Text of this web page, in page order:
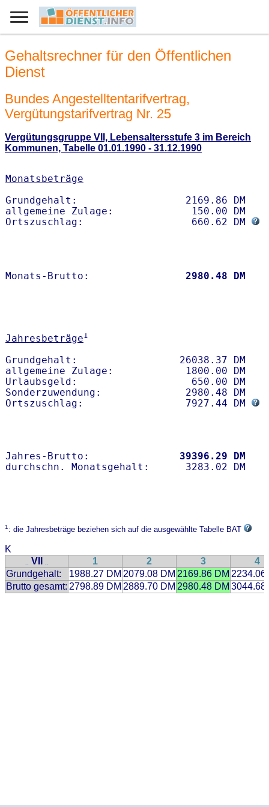
Gehaltsrechner für den Öffentlichen
Dienst
Bundes Angestelltentarifvertrag,
Vergütungstarifvertrag Nr. 25
Vergütungsgruppe VII, Lebensaltersstufe 3 im Bereich
Kommunen, Tabelle 01.01.1990 - 31.12.1990
Monatsbeträge
Grundgehalt:                  2169.86 DM
allgemeine Zulage:             150.00 DM
Ortszuschlag:                  660.62 DM
Monats-Brutto: 2980.48 DM
Jahresbeträge1
Grundgehalt:                 26038.37 DM
allgemeine Zulage:            1800.00 DM
Urlaubsgeld:                   650.00 DM
Sonderzuwendung:              2980.48 DM
Ortszuschlag:                 7927.44 DM
Jahres-Brutto: 39396.29 DM
1: die Jahresbeträge beziehen sich auf die ausgewählte Tabelle BAT
K
.. VII .. 1 2 3
4
Grundgehalt:
1988.27 DM 2079.08 DM 2169.86 DM 2234.06
Brutto gesamt: 2798.89 DM 2889.70 DM 2980.48 DM 3044.68